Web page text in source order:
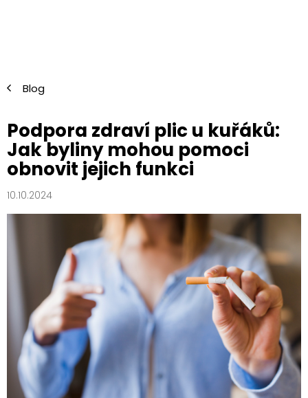
Blog
Podpora zdraví plic u kuřáků:
Jak byliny mohou pomoci
obnovit jejich funkci
10.10.2024